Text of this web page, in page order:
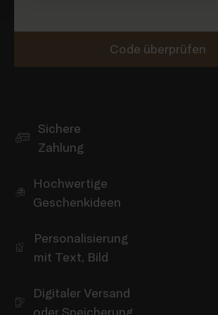
Code überprüfen
Sichere
Zahlung
Hochwertige
Geschenkideen
Personalisierung
mit Text, Bild
Digitaler Versand